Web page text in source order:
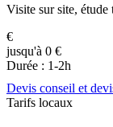
Visite sur site,
€
jusqu'à 0 €
Durée : 1-2h
Devis conseil et
Tarifs locaux